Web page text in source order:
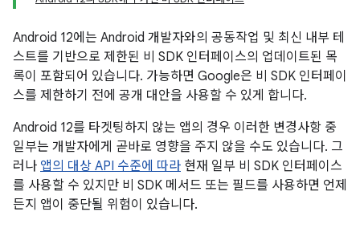
Android 12에는 Android 개발자와의 공동작업 및 최신 내부 테
스트를 기반으로 제한된 비 SDK 인터페이스의 업데이트된 목
록이 포함되어 있습니다. 가능하면 Google은 비 SDK 인터페이
스를 제한하기 전에 공개 대안을 사용할 수 있게 합니다.
Android 12를 타겟팅하지 않는 앱의 경우 이러한 변경사항 중
일부는 개발자에게 곧바로 영향을 주지 않을 수도 있습니다. 그
러나 앱의 대상 API 수준에 따라 현재 일부 비 SDK 인터페이스
를 사용할 수 있지만 비 SDK 메서드 또는 필드를 사용하면 언제
든지 앱이 중단될 위험이 있습니다.